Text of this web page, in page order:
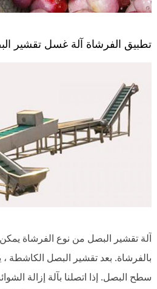
تطبيق الفرشاة آلة غسل تقشير
آلة تقشير البصل من نوع الفرشاة
بالفرشاة. بعد تقشير البصل
سطح البصل. إذا اتصلنا بآلة إزالة